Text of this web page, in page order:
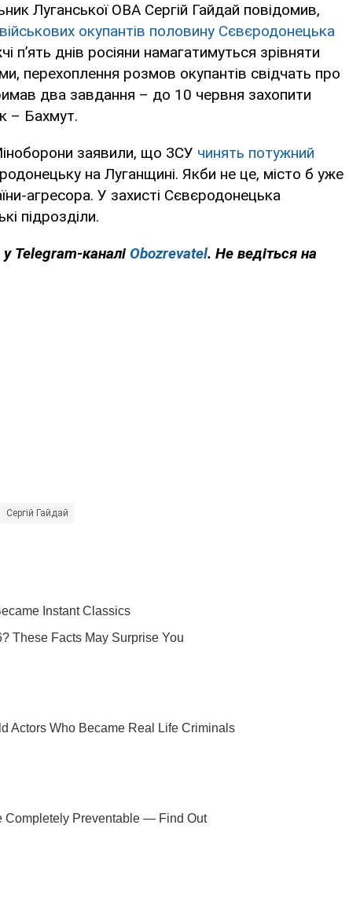
Луганської ОВА Сергій Гайдай повідомив,
окупантів половину Сєвєродонецька
п’ять днів росіяни намагатимуться зрівняти
перехоплення розмов окупантів свідчать про
два завдання – до 10 червня захопити
– Бахмут.
заявили, що ЗСУ чинять потужний
на Луганщині. Якби не це, місто б уже
агресора. У захисті Сєвєродонецька
підрозділи.
Telegram-каналі Obozrevatel. Не ведіться на
Сергій Гайдай